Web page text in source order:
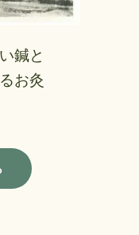
鍼と
お灸